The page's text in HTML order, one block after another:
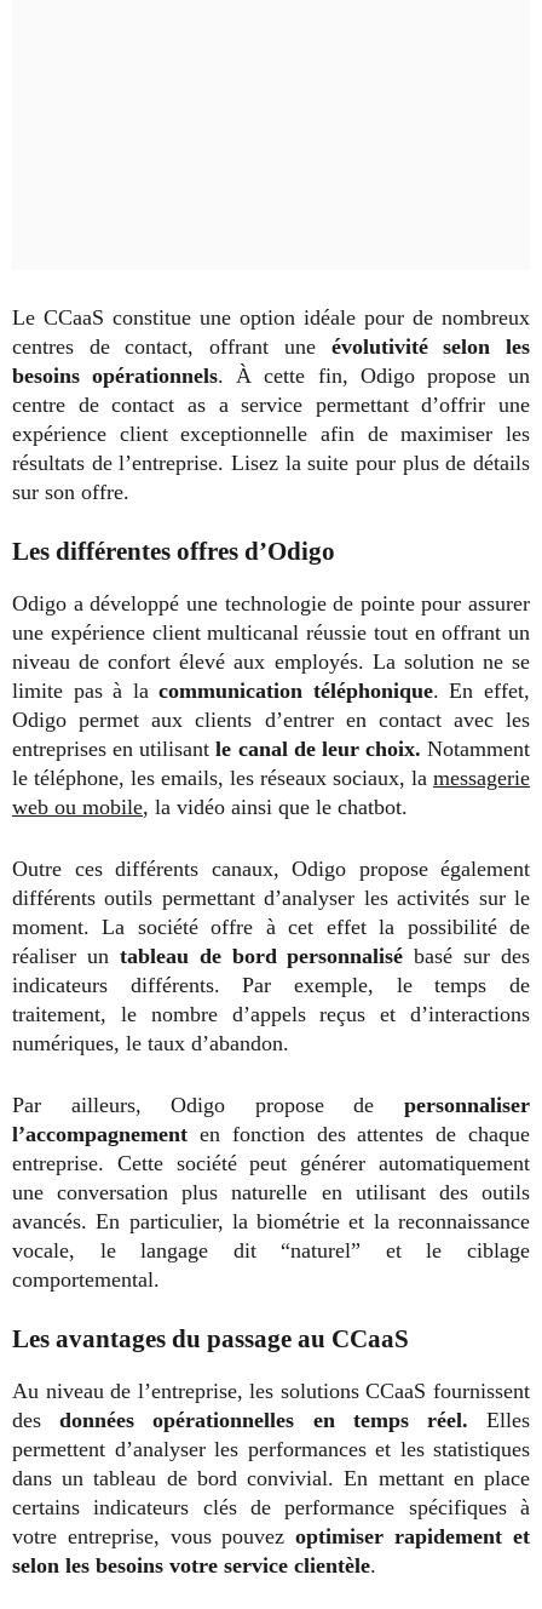
Le CCaaS constitue une option idéale pour de nombreux
centres de contact, offrant une évolutivité selon les
besoins opérationnels. À cette fin, Odigo propose un
centre de contact as a service permettant d’offrir une
expérience client exceptionnelle afin de maximiser les
résultats de l’entreprise. Lisez la suite pour plus de détails
sur son offre.
Les différentes offres d’Odigo
Odigo a développé une technologie de pointe pour assurer
une expérience client multicanal réussie tout en offrant un
niveau de confort élevé aux employés. La solution ne se
limite pas à lacommunication téléphonique. En effet,
Odigo permet aux clients d’entrer en contact avec les
entreprises en utilisant le canal de leur choix. Notamment
le téléphone, les emails, les réseaux sociaux, la messagerie
web ou mobile, la vidéo ainsi que le chatbot.
Outre ces différents canaux, Odigo propose également
différents outils permettant d’analyser les activités sur le
moment. La société offre à cet effet la possibilité de
réaliser un tableau de bord personnalisé basé sur des
indicateurs différents. Par exemple, le temps de
traitement, le nombre d’appels reçus et d’interactions
numériques, le taux d’abandon.
Par ailleurs, Odigo propose de personnaliser
l’accompagnement en fonction des attentes de chaque
entreprise. Cette société peut générer automatiquement
une conversation plus naturelle en utilisant des outils
avancés. En particulier, la biométrie et la reconnaissance
vocale, le langage dit “naturel” et le ciblage
comportemental.
Les avantages du passage au CCaaS
Au niveau de l’entreprise, les solutions CCaaS fournissent
des données opérationnelles en temps réel. Elles
permettent d’analyser les performances et les statistiques
dans un tableau de bord convivial. En mettant en place
certains indicateurs clés de performance spécifiques à
votre entreprise, vous pouvezoptimiser rapidement et
selon les besoins votre service clientèle.